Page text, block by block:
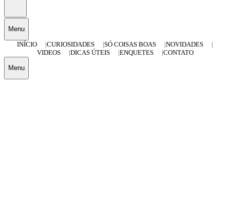
Menu
INÍCIO
CURIOSIDADES SÓ COISAS BOAS
NOVIDADES
VIDEOS
DICAS ÚTEIS ENQUETES CONTATO
Menu